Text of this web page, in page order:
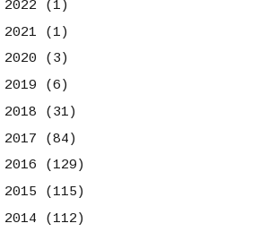
2022
(1)
2021
(1)
2020
(3)
2019
(6)
2018
(31)
2017
(84)
2016
(129)
2015
(115)
2014
(112)